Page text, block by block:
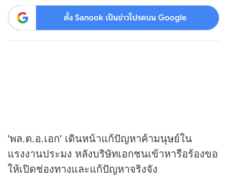
ตั้ง Sanook เป็นข่าวโปรดบน Google
'พล.ต.อ.เอก' เดินหน้าแก้ปัญหาค้ามนุษย์ใน
แรงงานประมง หลังบริษัทเอกชนเข้าหารือร้องขอ
ให้เปิดช่องทางและแก้ปัญหาจริงจัง